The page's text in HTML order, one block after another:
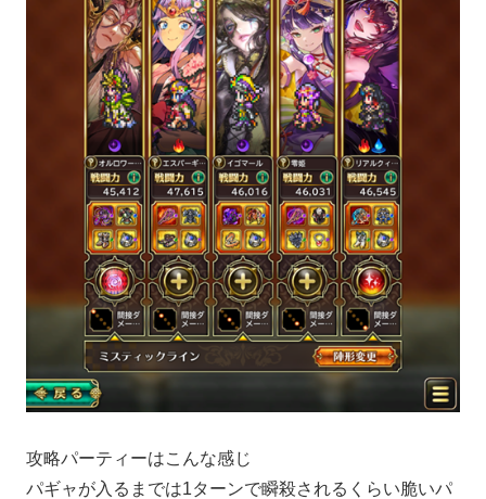
攻略パーティーはこんな感じ
パギャが入るまでは1ターンで瞬殺されるくらい脆いパ